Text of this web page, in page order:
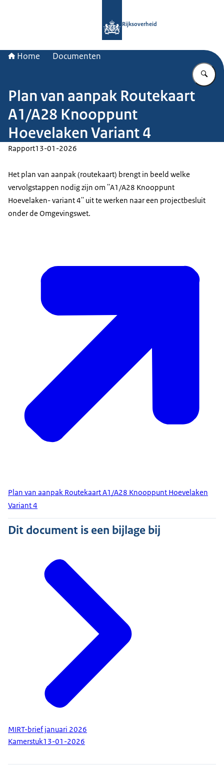
Rijksoverheid
Home Documenten
Plan van aanpak Routekaart
A1/A28 Knooppunt
Hoevelaken Variant 4
Rapport13-01-2026
Het plan van aanpak (routekaart) brengt in beeld welke
vervolgstappen nodig zijn om ''A1/A28 Knooppunt
Hoevelaken- variant 4'' uit te werken naar een projectbesluit
onder de Omgevingswet.
Plan van aanpak Routekaart A1/A28 Knooppunt Hoevelaken
Variant 4
Dit document is een bijlage bij
MIRT-brief januari 2026
Kamerstuk13-01-2026